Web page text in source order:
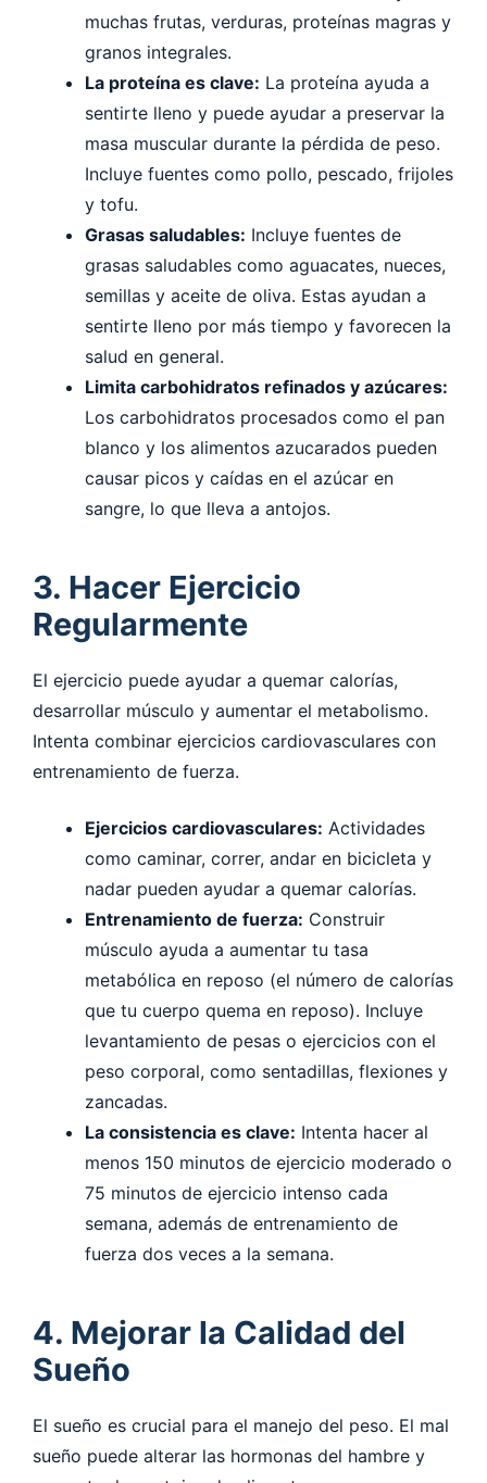
muchas frutas, verduras, proteínas magras y
granos integrales.
La proteína es clave: La proteína ayuda a
sentirte lleno y puede ayudar a preservar la
masa muscular durante la pérdida de peso.
Incluye fuentes como pollo, pescado, frijoles
y tofu.
Grasas saludables: Incluye fuentes de
grasas saludables como aguacates, nueces,
semillas y aceite de oliva. Estas ayudan a
sentirte lleno por más tiempo y favorecen la
salud en general.
Limita carbohidratos refinados y azúcares:
Los carbohidratos procesados como el pan
blanco y los alimentos azucarados pueden
causar picos y caídas en el azúcar en
sangre, lo que lleva a antojos.
3. Hacer Ejercicio
Regularmente
El ejercicio puede ayudar a quemar calorías,
desarrollar músculo y aumentar el metabolismo.
Intenta combinar ejercicios cardiovasculares con
entrenamiento de fuerza.
Ejercicios cardiovasculares: Actividades
como caminar, correr, andar en bicicleta y
nadar pueden ayudar a quemar calorías.
Entrenamiento de fuerza: Construir
músculo ayuda a aumentar tu tasa
metabólica en reposo (el número de calorías
que tu cuerpo quema en reposo). Incluye
levantamiento de pesas o ejercicios con el
peso corporal, como sentadillas, flexiones y
zancadas.
La consistencia es clave: Intenta hacer al
menos 150 minutos de ejercicio moderado o
75 minutos de ejercicio intenso cada
semana, además de entrenamiento de
fuerza dos veces a la semana.
4. Mejorar la Calidad del
Sueño
El sueño es crucial para el manejo del peso. El mal
sueño puede alterar las hormonas del hambre y